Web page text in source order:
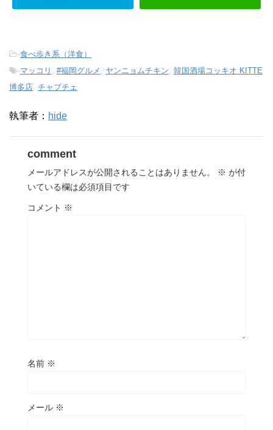
-食べ歩き系（洋食）
-マッコリ #福岡グルメ ヤンニョムチキン 韓国酒場コッキオ KITTE
博多店 チャプチェ
執筆者： hide
comment
メールアドレスが公開されることはありません。 ※ が付
いている欄は必須項目です
コメント ※
名前 ※
メール ※